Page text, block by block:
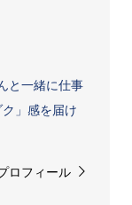
と一緒に仕事
」感を届け
ロフィール